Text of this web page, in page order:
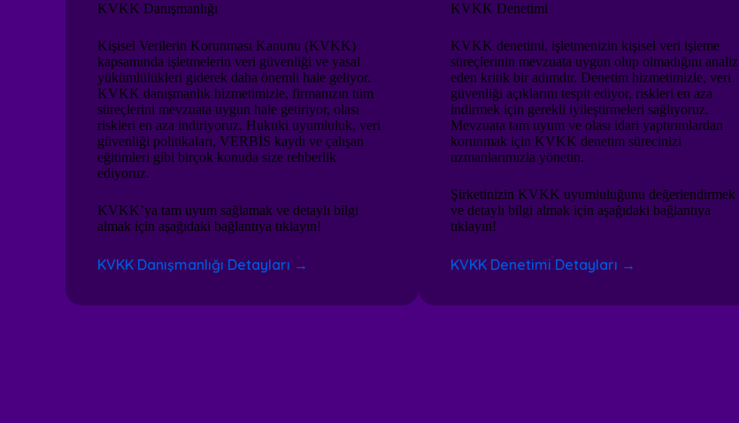
KVKK Danışmanlığı
Kişisel Verilerin Korunması Kanunu (KVKK)
kapsamında işletmelerin veri güvenliği ve yasal
yükümlülükleri giderek daha önemli hale geliyor.
KVKK danışmanlık hizmetimizle, firmanızın tüm
süreçlerini mevzuata uygun hale getiriyor, olası
riskleri en aza indiriyoruz. Hukuki uyumluluk, veri
güvenliği politikaları, VERBİS kaydı ve çalışan
eğitimleri gibi birçok konuda size rehberlik
ediyoruz.
KVKK’ya tam uyum sağlamak ve detaylı bilgi
almak için aşağıdaki bağlantıya tıklayın!
KVKK Danışmanlığı Detayları →
KVKK Denetimi
KVKK denetimi, işletmenizin kişisel veri işleme
süreçlerinin mevzuata uygun olup olmadığını analiz
eden kritik bir adımdır. Denetim hizmetimizle, veri
güvenliği açıklarını tespit ediyor, riskleri en aza
indirmek için gerekli iyileştirmeleri sağlıyoruz.
Mevzuata tam uyum ve olası idari yaptırımlardan
korunmak için KVKK denetim sürecinizi
uzmanlarımızla yönetin.
Şirketinizin KVKK uyumluluğunu değerlendirmek
ve detaylı bilgi almak için aşağıdaki bağlantıya
tıklayın!
KVKK Denetimi Detayları →